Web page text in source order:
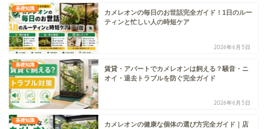
基礎知識
カメレオンの毎日のお世話完全ガイド！1日のルー
ティンと忙しい人の時短ケア
2026年6月5日
基礎知識
賃貸・アパートでカメレオンは飼える？騒音・ニ
オイ・退去トラブルを防ぐ完全ガイド
2026年6月5日
基礎知識
カメレオンの健康な個体の選び方完全ガイド｜店